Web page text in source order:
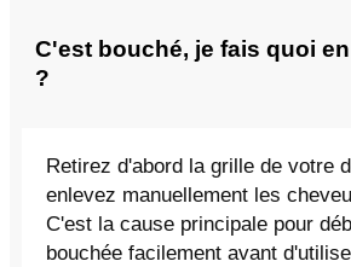
C'est bouché, je fais quoi
?
Retirez d'abord la grille de votre
enlevez manuellement les
C'est la cause principale pour
bouchée facilement avant